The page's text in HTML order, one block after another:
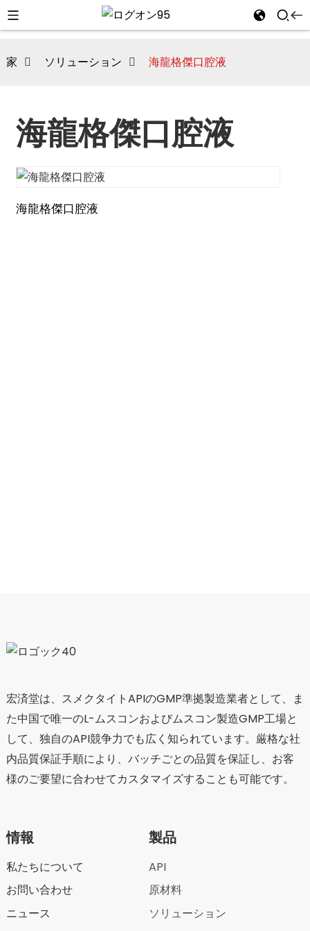
家 ソリューション 海龍格傑口腔液
海龍格傑口腔液
海龍格傑口腔液
宏済堂は、スメクタイトAPIのGMP準拠製造業者として、ま
た中国で唯一のL-ムスコンおよびムスコン製造GMP工場と
して、独自のAPI競争力でも広く知られています。厳格な社
内品質保証手順により、バッチごとの品質を保証し、お客
様のご要望に合わせてカスタマイズすることも可能です。
情報
私たちについて
お問い合わせ
ニュース
製品
API
原材料
ソリューション